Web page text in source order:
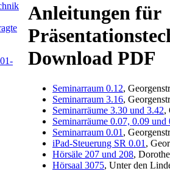
Anleitungen für
Download PDF
Seminarraum 0.12,
Seminarraum 3.16,
Seminarräume 3.30 und 3.42,
Seminarräume 0.07, 0.09 und
Seminarraum 0.01 ,
iPad-Steuerung SR 0.01 ,
Hörsäle 207 und 208,
Hörsaal 3075, Unter den